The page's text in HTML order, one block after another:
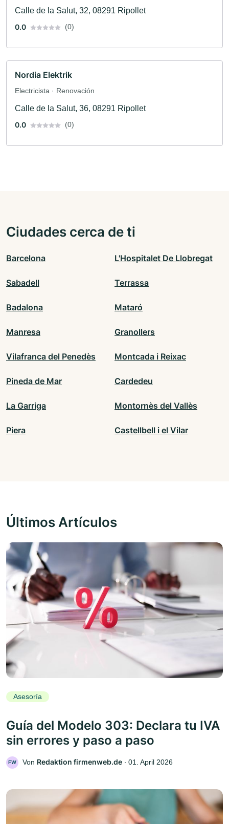
Calle de la Salut, 32, 08291 Ripollet
0.0
(0)
Nordia Elektrik
Electricista · Renovación
Calle de la Salut, 36, 08291 Ripollet
0.0
(0)
Ciudades cerca de ti
Barcelona L'Hospitalet De Llobregat
Sabadell Terrassa
Badalona Mataró
Manresa Granollers
Vilafranca del Penedès Montcada i Reixac
Pineda de Mar Cardedeu
La Garriga Montornès del Vallès
Piera Castellbell i el Vilar
Últimos Artículos
Asesoría
Guía del Modelo 303: Declara tu IVA
sin errores y paso a paso
FW Von Redaktion firmenweb.de ‧ 01. April 2026